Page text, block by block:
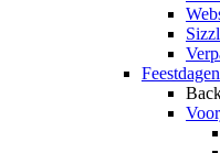
Feestdagen